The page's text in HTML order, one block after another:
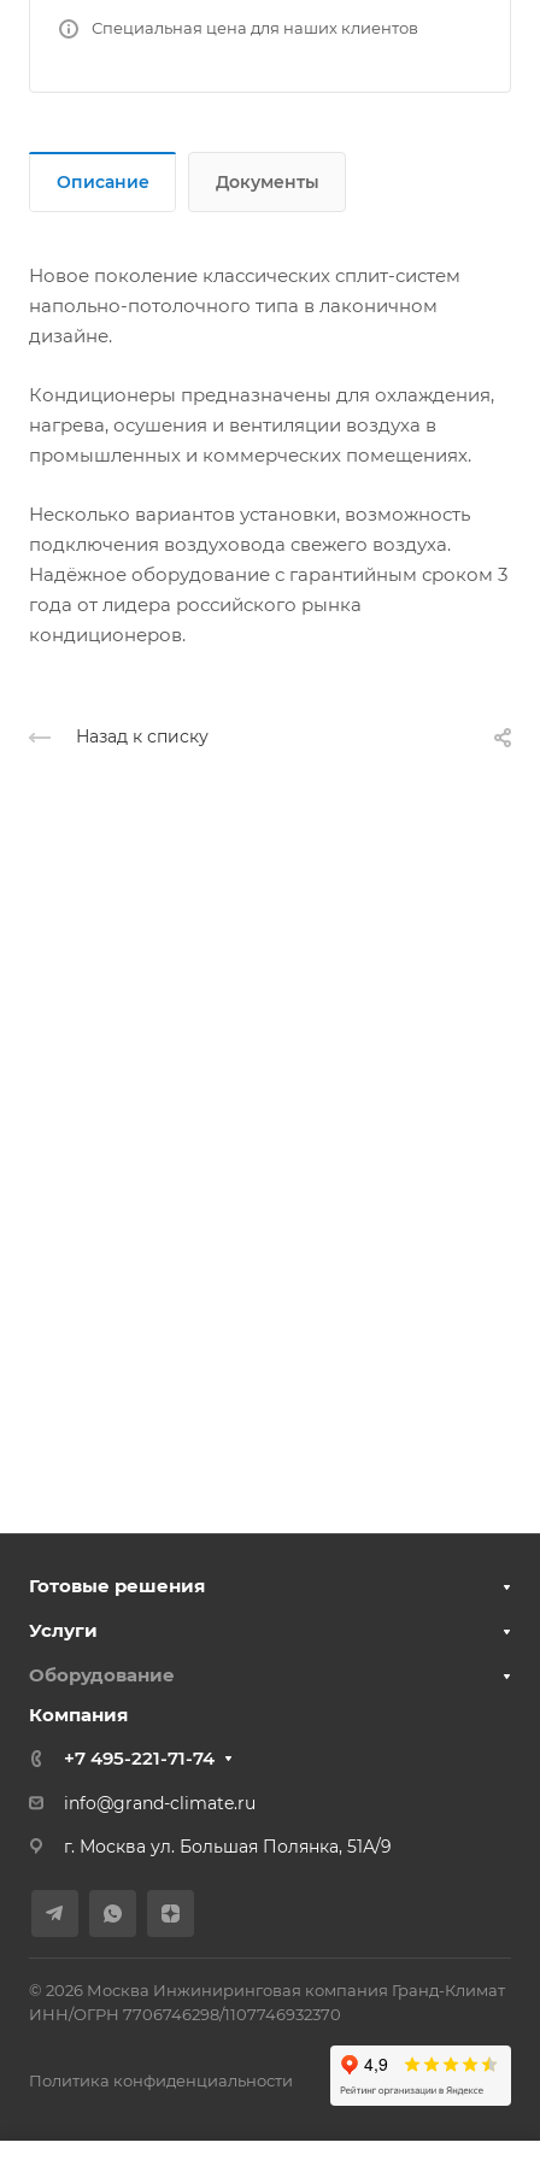
● ИК–пульт управления в комплекте
колонного типа)
● Авторестарт
● Опциональное подключение проводного
● Возможность подключения воздуховода
● Антикоррозионное покрытие
Специальная цена для наших клиентов
Описание Документы
Новое поколение классических сплит-систем
напольно-потолочного типа в лаконичном
дизайне.
Кондиционеры предназначены для охлаждения,
нагрева, осушения и вентиляции воздуха в
промышленных и коммерческих помещениях.
Несколько вариантов установки, возможность
подключения воздуховода свежего воздуха.
Надёжное оборудование с гарантийным сроком 3
года от лидера российского рынка
кондиционеров.
Назад к списку
Готовые решения
Услуги
Оборудование
Компания
+7 495-221-71-74
info@grand-climate.ru
г. Москва ул. Большая Полянка, 51А/9
© 2026 Москва Инжиниринговая компания Гранд-Климат
ИНН/ОГРН 7706746298/1107746932370
Политика конфиденциальности